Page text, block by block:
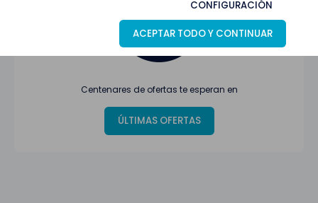
CONFIGURACIÓN
ACEPTAR TODO Y CONTINUAR
Centenares de ofertas te esperan en
ÚLTIMAS OFERTAS